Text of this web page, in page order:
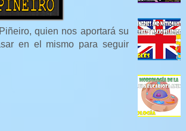
quien nos aportará su
en el mismo para seguir